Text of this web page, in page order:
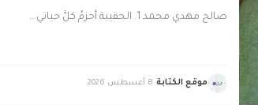
صالح مهدي محمد 1. الحقيبة أحزمُ كلَّ حياتي...
موقع الكتابة 8 أغسطس 2026